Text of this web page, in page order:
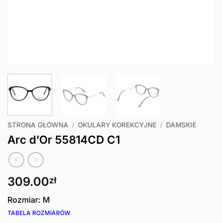
STRONA GŁÓWNA / OKULARY KOREKCYJNE / DAMSKIE
Arc d’Or 55814CD C1
309.00zł
Rozmiar: M
TABELA ROZMIARÓW